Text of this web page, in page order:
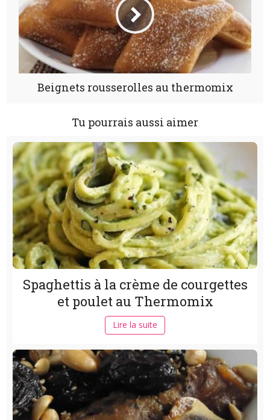
Beignets rousserolles au thermomix
Tu pourrais aussi aimer
Spaghettis à la crème de courgettes
et poulet au Thermomix
Lire la suite